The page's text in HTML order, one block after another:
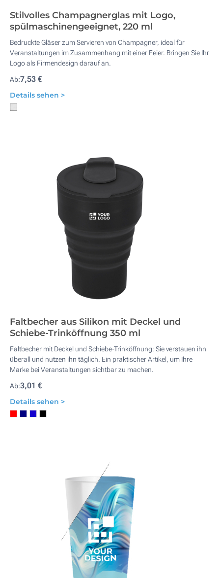
Stilvolles Champagnerglas mit Logo,
spülmaschinengeeignet, 220 ml
Bedruckte Gläser zum Servieren von Champagner, ideal für
Veranstaltungen im Zusammenhang mit einer Feier. Bringen Sie Ihr
Logo als Firmendesign darauf an.
Ab:7,53 €
Details sehen >
Faltbecher aus Silikon mit Deckel und
Schiebe-Trinköffnung 350 ml
Faltbecher mit Deckel und Schiebe-Trinköffnung: Sie verstauen ihn
überall und nutzen ihn täglich. Ein praktischer Artikel, um Ihre
Marke bei Veranstaltungen sichtbar zu machen.
Ab:3,01 €
Details sehen >